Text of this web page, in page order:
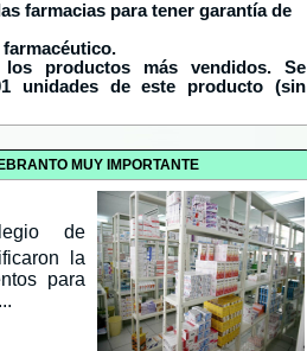
farmacias para tener garantía de
productos más vendidos. Se
unidades de este producto (sin
MUY IMPORTANTE
de
la
para